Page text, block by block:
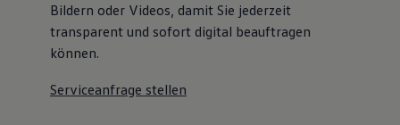
Bildern oder Videos, damit Sie jederzeit
transparent und sofort digital beauftragen
können.
Serviceanfrage stellen